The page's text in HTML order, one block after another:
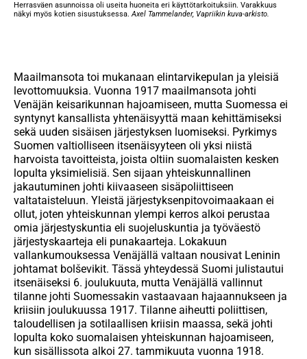
Herrasväen asunnoissa oli useita huoneita eri käyttötarkoituksiin. Varakkuus
näkyi myös kotien sisustuksessa.Axel Tammelander, Vapriikin kuva-arkisto.
Maailmansota toi mukanaan elintarvikepulan ja yleisiä
levottomuuksia. Vuonna 1917 maailmansota johti
Venäjän keisarikunnan hajoamiseen, mutta Suomessa ei
syntynyt kansallista yhtenäisyyttä maan kehittämiseksi
sekä uuden sisäisen järjestyksen luomiseksi. Pyrkimys
Suomen valtiolliseen itsenäisyyteen oli yksi niistä
harvoista tavoitteista, joista oltiin suomalaisten kesken
lopulta yksimielisiä. Sen sijaan yhteiskunnallinen
jakautuminen johti kiivaaseen sisäpoliittiseen
valtataisteluun. Yleistä järjestyksenpitovoimaakaan ei
ollut, joten yhteiskunnan ylempi kerros alkoi perustaa
omia järjestyskuntia eli suojeluskuntia ja työväestö
järjestyskaarteja eli punakaarteja. Loka­kuun
vallankumouksessa Venäjällä valtaan nousivat Leninin
johtamat bolševikit. Tässä yhteydessä Suomi julistautui
itsenäiseksi 6. joulukuuta, mutta Venäjällä vallinnut
tilanne johti Suomessakin vastaavaan hajaannukseen ja
kriisiin joulukuussa 1917. Tilanne aiheutti poliittisen,
taloudellisen ja sotilaallisen kriisin maassa, sekä johti
lopulta koko suomalaisen yhteiskunnan hajoamiseen,
kun sisällissota alkoi 27. tammikuuta vuonna 1918.